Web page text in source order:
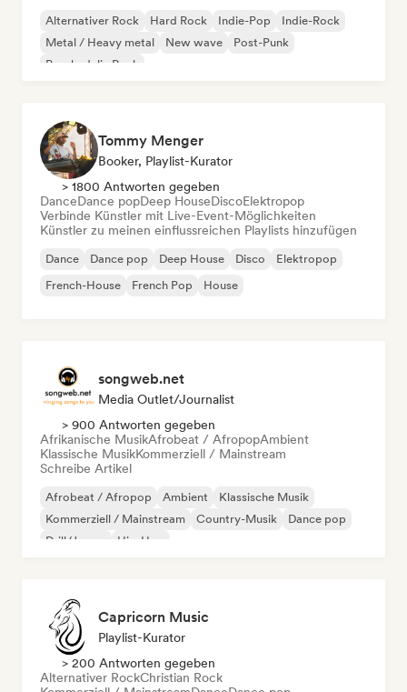
Alternativer Rock Hard Rock Indie-Pop
Indie-Rock
Metal / Heavy metal
New wave
Post-Punk
Psychedelic Rock
Tommy Menger
Booker, Playlist-Kurator
> 1800 Antworten gegeben
DanceDance popDeep HouseDiscoElektropop
Verbinde Künstler mit Live-Event-Möglichkeiten
Künstler zu meinen einflussreichen Playlists hinzufügen
Dance Dance pop Deep House Disco
Elektropop
French-House
French Pop House
songweb.net
Media Outlet/Journalist
> 900 Antworten gegeben
Afrikanische MusikAfrobeat / AfropopAmbient
Klassische MusikKommerziell / Mainstream
Schreibe Artikel
Afrobeat / Afropop Ambient
Klassische Musik
Kommerziell / Mainstream
Country-Musik
Dance pop
Drill/Jersey
Hip-Hop
Capricorn Music
Playlist-Kurator
> 200 Antworten gegeben
Alternativer RockChristian Rock